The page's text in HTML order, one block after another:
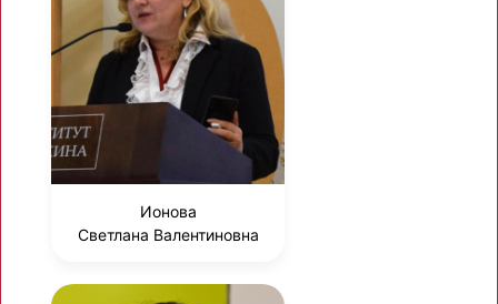
Ионова
Светлана Валентиновна